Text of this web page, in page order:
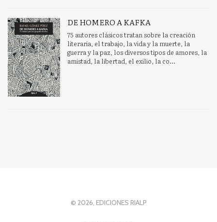
DE HOMERO A KAFKA
75 autores clásicos tratan sobre la creación
literaria, el trabajo, la vida y la muerte, la
guerra y la paz, los diversos tipos de amores, la
amistad, la libertad, el exilio, la co...
© 2026, EDICIONES RIALP